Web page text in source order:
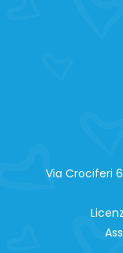
Via Crociferi